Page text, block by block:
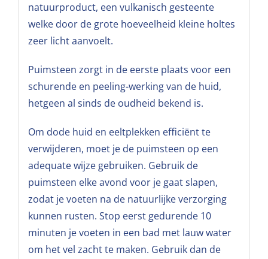
natuurproduct, een vulkanisch gesteente
welke door de grote hoeveelheid kleine holtes
zeer licht aanvoelt.
Puimsteen zorgt in de eerste plaats voor een
schurende en peeling-werking van de huid,
hetgeen al sinds de oudheid bekend is.
Om dode huid en eeltplekken efficiënt te
verwijderen, moet je de puimsteen op een
adequate wijze gebruiken. Gebruik de
puimsteen elke avond voor je gaat slapen,
zodat je voeten na de natuurlijke verzorging
kunnen rusten. Stop eerst gedurende 10
minuten je voeten in een bad met lauw water
om het vel zacht te maken. Gebruik dan de